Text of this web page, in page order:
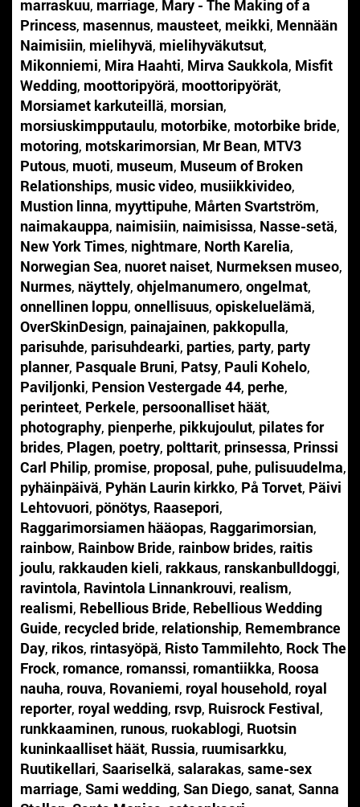
marraskuu, marriage, Mary - The Making of a
Princess, masennus, mausteet, meikki, Mennään
Naimisiin, mielihyvä, mielihyväkutsut,
Mikonniemi, Mira Haahti, Mirva Saukkola, Misfit
Wedding, moottoripyörä, moottoripyörät,
Morsiamet karkuteillä, morsian,
morsiuskimpputaulu, motorbike, motorbike bride,
motoring, motskarimorsian, Mr Bean, MTV3
Putous, muoti, museum, Museum of Broken
Relationships, music video, musiikkivideo,
Mustion linna, myyttipuhe, Mårten Svartström,
naimakauppa, naimisiin, naimisissa, Nasse-setä,
New York Times, nightmare, North Karelia,
Norwegian Sea, nuoret naiset, Nurmeksen museo,
Nurmes, näyttely, ohjelmanumero, ongelmat,
onnellinen loppu, onnellisuus, opiskeluelämä,
OverSkinDesign, painajainen, pakkopulla,
parisuhde, parisuhdearki, parties, party, party
planner, Pasquale Bruni, Patsy, Pauli Kohelo,
Paviljonki, Pension Vestergade 44, perhe,
perinteet, Perkele, persoonalliset häät,
photography, pienperhe, pikkujoulut, pilates for
brides, Plagen, poetry, polttarit, prinsessa, Prinssi
Carl Philip, promise, proposal, puhe, pulisuudelma,
pyhäinpäivä, Pyhän Laurin kirkko, På Torvet, Päivi
Lehtovuori, pönötys, Raasepori,
Raggarimorsiamen hääopas, Raggarimorsian,
rainbow, Rainbow Bride, rainbow brides, raitis
joulu, rakkauden kieli, rakkaus, ranskanbulldoggi,
ravintola, Ravintola Linnankrouvi, realism,
realismi, Rebellious Bride, Rebellious Wedding
Guide, recycled bride, relationship, Remembrance
Day, rikos, rintasyöpä, Risto Tammilehto, Rock The
Frock, romance, romanssi, romantiikka, Roosa
nauha, rouva, Rovaniemi, royal household, royal
reporter, royal wedding, rsvp, Ruisrock Festival,
runkkaaminen, runous, ruokablogi, Ruotsin
kuninkaalliset häät, Russia, ruumisarkku,
Ruutikellari, Saariselkä, salarakas, same-sex
marriage, Sami wedding, San Diego, sanat, Sanna